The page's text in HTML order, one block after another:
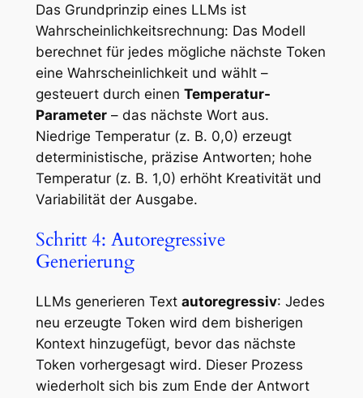
Das Grundprinzip eines LLMs ist
Wahrscheinlichkeitsrechnung: Das Modell
berechnet für jedes mögliche nächste Token
eine Wahrscheinlichkeit und wählt –
gesteuert durch einen Temperatur-
Parameter– das nächste Wort aus.
Niedrige Temperatur (z. B. 0,0) erzeugt
deterministische, präzise Antworten; hohe
Temperatur (z. B. 1,0) erhöht Kreativität und
Variabilität der Ausgabe.
Schritt 4: Autoregressive
Generierung
LLMs generieren Text autoregressiv: Jedes
neu erzeugte Token wird dem bisherigen
Kontext hinzugefügt, bevor das nächste
Token vorhergesagt wird. Dieser Prozess
wiederholt sich bis zum Ende der Antwort